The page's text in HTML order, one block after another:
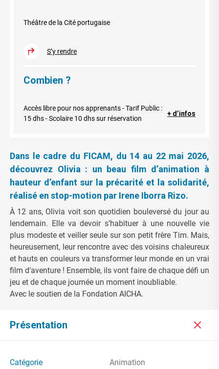
Théâtre de la Cité portugaise
S’y rendre
Combien ?
Accès libre pour nos apprenants - Tarif Public :
15 dhs - Scolaire 10 dhs sur réservation
+ d’infos
Dans le cadre du FICAM, du 14 au 22 mai 2026,
découvrez Olivia : un beau film d’animation à
hauteur d’enfant sur la précarité et la solidarité,
réalisé en stop-motion par Irene Iborra Rizo.
À 12 ans, Olivia voit son quotidien bouleversé du jour au
lendemain. Elle va devoir s’habituer à une nouvelle vie
plus modeste et veiller seule sur son petit frère Tim. Mais,
heureusement, leur rencontre avec des voisins chaleureux
et hauts en couleurs va transformer leur monde en un vrai
film d’aventure ! Ensemble, ils vont faire de chaque défi un
jeu et de chaque journée un moment inoubliable.
Avec le soutien de la Fondation AICHA.
Présentation
Catégorie Animation